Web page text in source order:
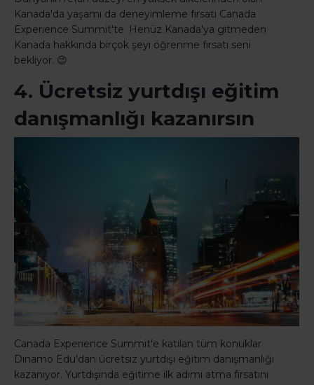
Kanada'da yaşamı da deneyimleme fırsatı Canada
Experience Summit'te. Henüz Kanada'ya gitmeden
Kanada hakkında birçok şeyi öğrenme fırsatı seni
bekliyor. 😉
4. Ücretsiz yurtdışı eğitim
danışmanlığı kazanırsın
Canada Experience Summit'e katılan tüm konuklar
Dinamo Edu'dan ücretsiz yurtdışı eğitim danışmanlığı
kazanıyor. Yurtdışında eğitime ilk adımı atma fırsatını